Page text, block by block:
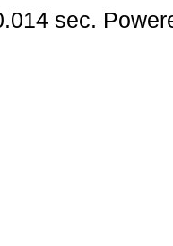
sec.